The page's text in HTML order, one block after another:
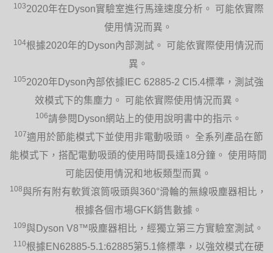
1032020年在Dyson實驗室進行馬達速度分析。 可能依實際
使用情況而異。
104根據2020年的Dyson內部測試。 可能依實際使用情況而
異。
1052020年Dyson內部依據IEC 62885-2 Cl5.4標準，測試強
效模式下的集塵力。 可能依實際使用情況而異。
106請參閱Dyson網站上的使用說明書中的指示。
107適用於節能模式下並使用非電動吸頭。 全系列產品在節
能模式下，搭配電動吸頭的使用時間長達18分鐘。 使用時間
可能因使用情況和地板類型而異。
108與所有附有軟質滾筒吸頭與360°滑輪的無線吸塵器相比，
根據各個市場GFK銷售數據。
109與Dyson V8™吸塵器相比，經獨立第三方實驗室測試。
110根據EN62885-5.1:62885第5.1條標準，以強效模式在硬